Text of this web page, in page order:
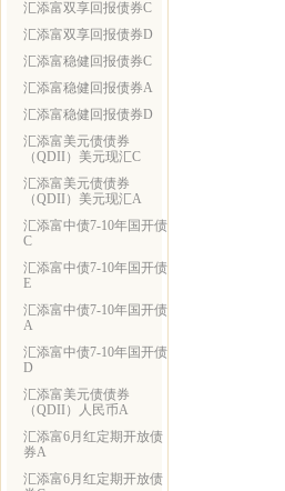
汇添富双享回报债券C
汇添富双享回报债券D
汇添富稳健回报债券C
汇添富稳健回报债券A
汇添富稳健回报债券D
汇添富美元债债券
（QDII）美元现汇C
汇添富美元债债券
（QDII）美元现汇A
汇添富中债7-10年国开债
C
汇添富中债7-10年国开债
E
汇添富中债7-10年国开债
A
汇添富中债7-10年国开债
D
汇添富美元债债券
（QDII）人民币A
汇添富6月红定期开放债
券A
汇添富6月红定期开放债